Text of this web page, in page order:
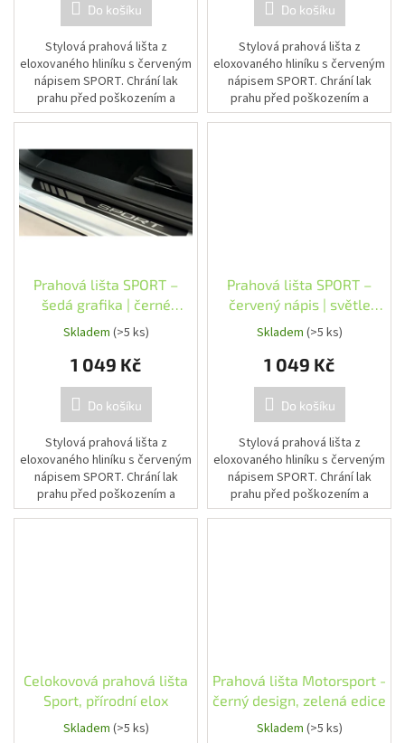
Do košíku
Stylová prahová lišta z
eloxovaného hliníku s červeným
nápisem SPORT. Chrání lak
prahu před poškozením a
zvýrazní sportovní charakter
Do košíku
Stylová prahová lišta z
eloxovaného hliníku s červeným
nápisem SPORT. Chrání lak
prahu před poškozením a
zvýrazní sportovní charakter
Prahová lišta SPORT –
šedá grafika | černé
provedení
Skladem (>5 ks)
1 049 Kč
Do košíku
Stylová prahová lišta z
eloxovaného hliníku s červeným
nápisem SPORT. Chrání lak
prahu před poškozením a
zvýrazní sportovní charakter
Prahová lišta SPORT –
červený nápis | světle
šedé provedení
Skladem (>5 ks)
1 049 Kč
Do košíku
Stylová prahová lišta z
eloxovaného hliníku s červeným
nápisem SPORT. Chrání lak
prahu před poškozením a
zvýrazní sportovní charakter
Celokovová prahová lišta
Sport, přírodní elox
Skladem (>5 ks)
Prahová lišta Motorsport -
černý design, zelená edice
Skladem (>5 ks)